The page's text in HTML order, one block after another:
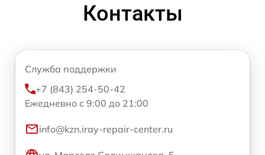
Контакты
Служба поддержки
+7 (843) 254-50-42
Ежедневно с 9:00 до 21:00
info@kzn.iray-repair-center.ru